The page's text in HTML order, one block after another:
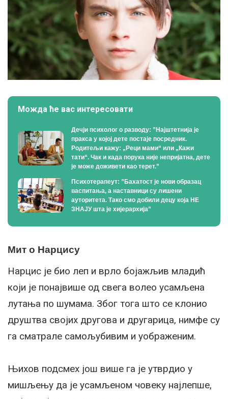
Можда ће вас интересовати
Дечји психолог о разводу: ”Најштетнија је
пракса у којој дете постаје посредник.
Родитељи кажу: „Реци мами“ или „Кажи
тати“. Чак и када порука није непријатна, дете
је може доживети као терет.”
Психотерапеут: ”Бахатост је нови образац
васпитања, а наставници су лишени
ауторитета. Тако смо добили децу која НЕ
ЗНАЈУ шта је хијерархија”
Мит о Нарцису
Нарцис је био леп и врло бојажљив младић
који је понајвише од свега волео усамљена
лутања по шумама. Због тога што се клонио
друштва својих другова и другарица, нимфе су
га сматрале самољубивим и уображеним.
Њихов подсмех још више га је утврдио у
мишљењу да је усамљеном човеку најлепше,